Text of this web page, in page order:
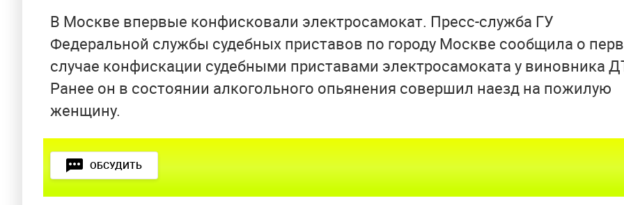
В Москве впервые конфисковали электросамокат. Пресс-служба ГУ
Федеральной службы судебных приставов по городу Москве сообщила о
случае конфискации судебными приставами электросамоката у виновника
Ранее он в состоянии алкогольного опьянения совершил наезд на пожилую
женщину.
ОБСУДИТЬ